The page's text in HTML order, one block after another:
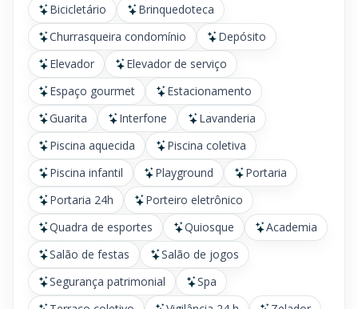
Bicicletário
Brinquedoteca
Churrasqueira condomínio
Depósito
Elevador
Elevador de serviço
Espaço gourmet
Estacionamento
Guarita
Interfone
Lavanderia
Piscina aquecida
Piscina coletiva
Piscina infantil
Playground
Portaria
Portaria 24h
Porteiro eletrônico
Quadra de esportes
Quiosque
Academia
Salão de festas
Salão de jogos
Segurança patrimonial
Spa